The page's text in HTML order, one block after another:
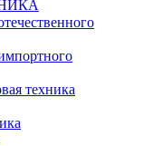
техника